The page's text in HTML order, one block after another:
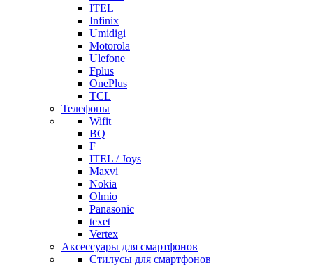
ITEL
Infinix
Umidigi
Motorola
Ulefone
Fplus
OnePlus
TCL
Телефоны
Wifit
BQ
F+
ITEL / Joys
Maxvi
Nokia
Olmio
Panasonic
texet
Vertex
Аксессуары для смартфонов
Стилусы для смартфонов